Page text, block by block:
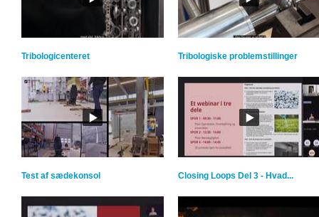
Tribologicenteret Tribologiske problemstillinger
Test af sædekonsol Closing Loops Del 3 - Hvad...